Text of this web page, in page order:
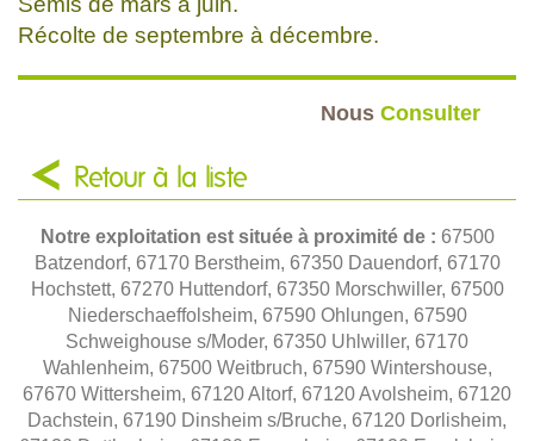
Récolte de septembre à décembre.
Nous Consulter
Retour à la liste
Notre exploitation est située à proximité de : 67500
Batzendorf, 67170 Berstheim, 67350 Dauendorf, 67170
Hochstett, 67270 Huttendorf, 67350 Morschwiller, 67500
Niederschaeffolsheim, 67590 Ohlungen, 67590
Schweighouse s/Moder, 67350 Uhlwiller, 67170
Wahlenheim, 67500 Weitbruch, 67590 Wintershouse,
67670 Wittersheim, 67120 Altorf, 67120 Avolsheim, 67120
Dachstein, 67190 Dinsheim s/Bruche, 67120 Dorlisheim,